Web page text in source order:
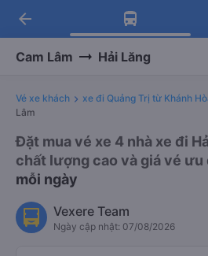
Tải app Vexere
Nhận ưu đãi thành viên
Tải app Vexere
-30k/ghế khi đặt vé
arrow_back
Cam Lâm Hải Lăng
Vé xe khách xe đi Quảng Trị từ Khánh
Lâm
Đặt mua vé xe 4 nhà xe đi
chất lượng cao và giá vé ưu
mỗi ngày
Vexere Team
Ngày cập nhật: 07/08/2026